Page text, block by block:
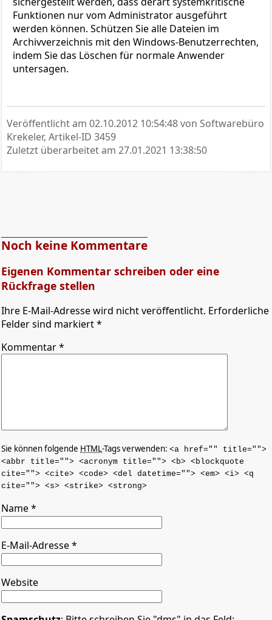
Funktionen nur vom Administrator ausgeführt
werden können. Schützen Sie alle Dateien im
Archivverzeichnis mit den Windows-Benutzerrechten,
indem Sie das Löschen für normale Anwender
untersagen.
Veröffentlicht am 02.10.2012 10:54:48von Softwarebüro
Krekeler, Artikel-ID 3459
Zuletzt überarbeitet am 27.01.2021 13:38:50
Noch keine Kommentare
Eigenen Kommentar schreiben oder eine
Rückfrage stellen
Ihre E-Mail-Adresse wird nicht veröffentlicht. Erforderliche
Felder sind markiert *
Kommentar*
Sie können folgende HTML-Tags verwenden: <a href="" title="">
<abbr title=""> <acronym title=""> <b> <blockquote
cite=""> <cite> <code> <del datetime=""> <em> <i> <q
cite=""> <s> <strike> <strong>
Name*
E-Mail-Adresse*
Website